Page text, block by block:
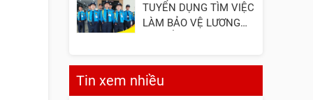
TUYỂN DỤNG TÌM VIỆC
LÀM BẢO VỆ LƯƠNG
Tin xem nhiều